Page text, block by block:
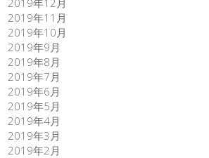
2019年11月
2019年10月
2019年9月
2019年8月
2019年7月
2019年6月
2019年5月
2019年4月
2019年3月
2019年2月